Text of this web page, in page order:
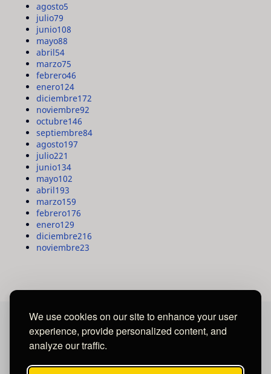
We use cookies on our site to enhance your user
experience, provide personalized content, and
analyze our traffic.
agosto5
julio79
junio108
mayo88
abril54
marzo75
febrero46
enero124
diciembre172
noviembre92
octubre146
septiembre84
agosto197
julio221
junio134
mayo102
abril193
marzo159
febrero176
enero129
diciembre216
noviembre23
MAYA MEDIA GROUP
Ubicados en Tegucigalpa - Honduras.